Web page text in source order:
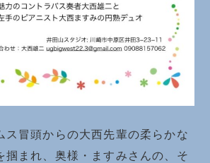
ス冒頭からの大西先輩の柔らかな
掴まれ、奥様・ますみさんの、そ